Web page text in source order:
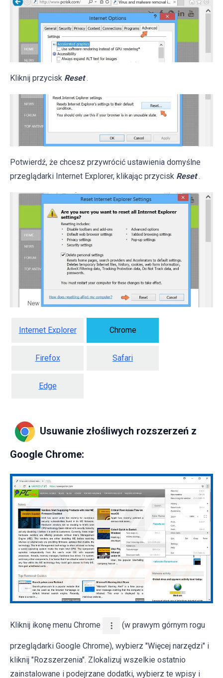
Kliknij przycisk Reset .
Potwierdź, że chcesz przywrócić ustawienia domyślne
przeglądarki Internet Explorer, klikając przycisk Reset .
Internet Explorer Chrome
Firefox Safari
Edge
Usuwanie złośliwych rozszerzeń z
Google Chrome:
Kliknij ikonę menu Chrome (w prawym górnym rogu
przeglądarki Google Chrome), wybierz "Więcej narzędzi" i
kliknij "Rozszerzenia". Zlokalizuj wszelkie ostatnio
zainstalowane i podejrzane dodatki, wybierz te wpisy i